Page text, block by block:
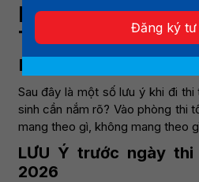
Lưu ý khi đi kỳ
THPT 2026 thí
rõ?
Sau đây là một số lưu ý khi đi
sinh cần nắm rõ? Vào phòng thi
mang theo gì, không mang theo
LƯU Ý trước ngày
2026
Đăng ký